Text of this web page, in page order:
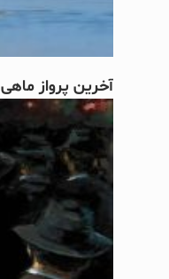
آخرین پرواز ماهی